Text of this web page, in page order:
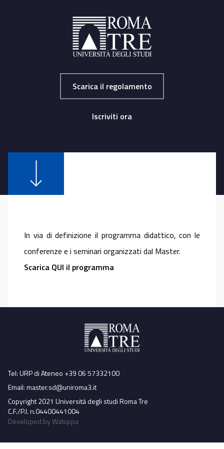
Scarica il regolamento
Iscriviti ora
In via di definizione il programma didattico, con le
conferenze e i seminari organizzati dal Master.
Scarica QUI il programma
Tel: URP di Ateneo +39 06 57332100
Email:master.sd@uniroma3.it
Copyright 2021 Università degli studi Roma Tre
C.F./P.I. n.04400441004
Developed by Watuppa